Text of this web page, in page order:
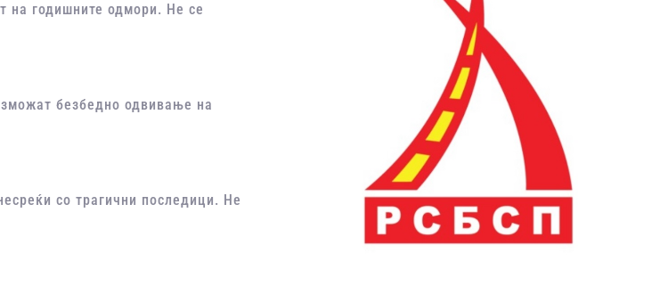
на годишните одмори. Не се
безбедно одвивање на
со трагични последици. Не